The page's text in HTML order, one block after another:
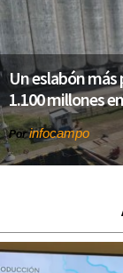
Un eslabón más
1.100 millones
Porinfocampo